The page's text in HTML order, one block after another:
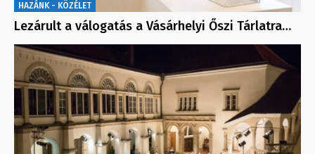
HAZÁNK - KÖZÉLET
Lezárult a válogatás a Vásárhelyi Őszi Tárlatra…